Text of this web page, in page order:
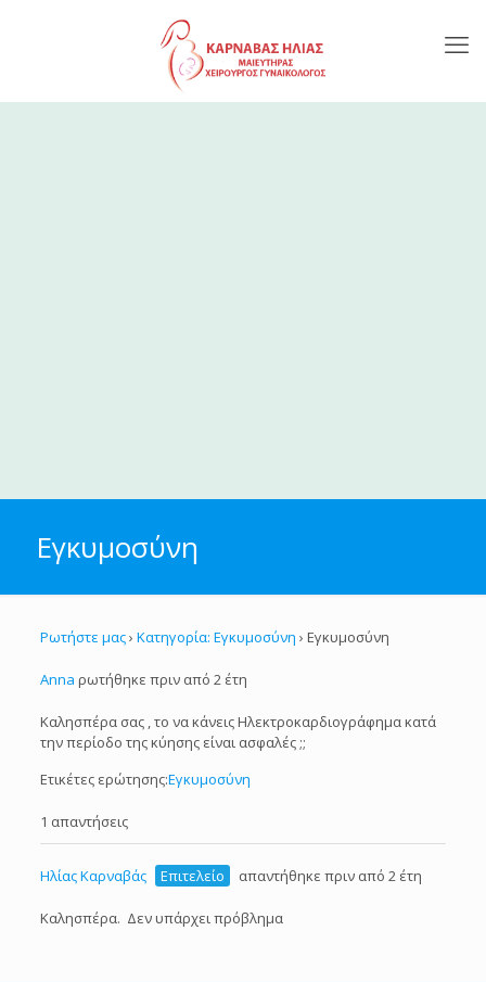
Εγκυμοσύνη
Ρωτήστε μας› Κατηγορία: Εγκυμοσύνη › Εγκυμοσύνη
Anna ρωτήθηκε πριν από 2 έτη
Καλησπέρα σας , το να κάνεις Ηλεκτροκαρδιογράφημα κατά
την περίοδο της κύησης είναι ασφαλές ;;
Ετικέτες ερώτησης:Εγκυμοσύνη
1 απαντήσεις
Ηλίας Καρναβάς Επιτελείο απαντήθηκε πριν από 2 έτη
Καλησπέρα. Δεν υπάρχει πρόβλημα